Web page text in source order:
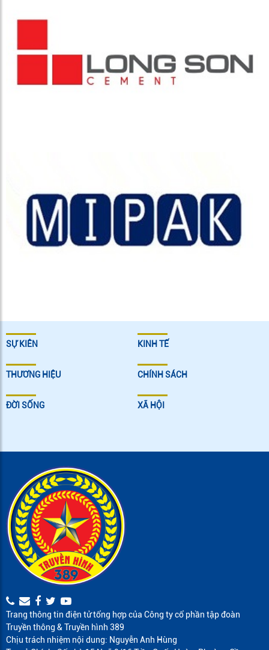
SỰ KIÊN KINH TẾ
THƯƠNG HIỆU CHÍNH SÁCH
ĐỜI SỐNG XÃ HỘI
Trang thông tin điện tử tổng hợp của Công ty cổ phần tập đoàn
Truyền thông & Truyền hình 389
Chịu trách nhiệm nội dung: Nguyễn Anh Hùng